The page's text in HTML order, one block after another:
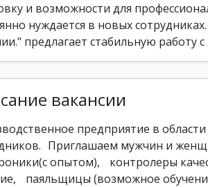
и возможности для
нуждается в новых
предлагает стабильную работу
вакансии
предприятие в
Приглашаем мужчин и
опытом), контролеры
паяльщицы (возможное